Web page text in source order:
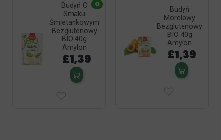
Budyń O
Smaku
Śmietankowym
Bezglutenowy
BIO 40g
Amylon
£1,39
O
Budyń
Morelowy
Bezglutenowy
BIO 40g
Amylon
£1,39